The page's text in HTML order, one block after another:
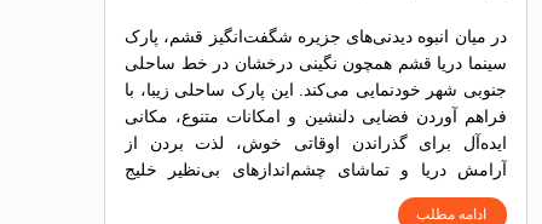
در میان انبوه دیدنی‌های جزیره شگفت‌انگیز قشم، پارک
سینما دریا قشم همچون نگینی درخشان در خط ساحلی
جنوبی شهر خودنمایی می‌کند. این پارک ساحلی زیبا، با
فراهم آوردن فضایی دلنشین و امکانات متنوع، مکانی
ایده‌آل برای گذراندن اوقاتی خوش، لذت بردن از
آرامش دریا و تماشای چشم‌اندازهای بی‌نظیر خلیج
فارس است.
ادامه مطلب